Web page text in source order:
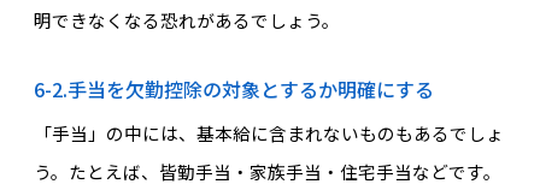
明できなくなる恐れがあるでしょう。
6-2.手当を欠勤控除の対象とするか明確にする
「手当」の中には、基本給に含まれないものもあるでしょ
う。たとえば、皆勤手当・家族手当・住宅手当などです。